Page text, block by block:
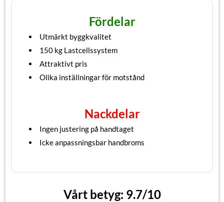
Fördelar
Utmärkt byggkvalitet
150 kg Lastcellssystem
Attraktivt pris
Olika inställningar för motstånd
Nackdelar
Ingen justering på handtaget
Icke anpassningsbar handbroms
Vårt betyg: 9.7/10